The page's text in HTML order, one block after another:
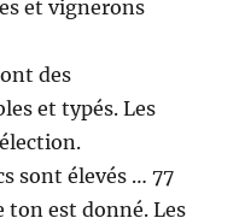
et vignerons
des
et typés. Les
sont élevés … 77
ton est donné. Les